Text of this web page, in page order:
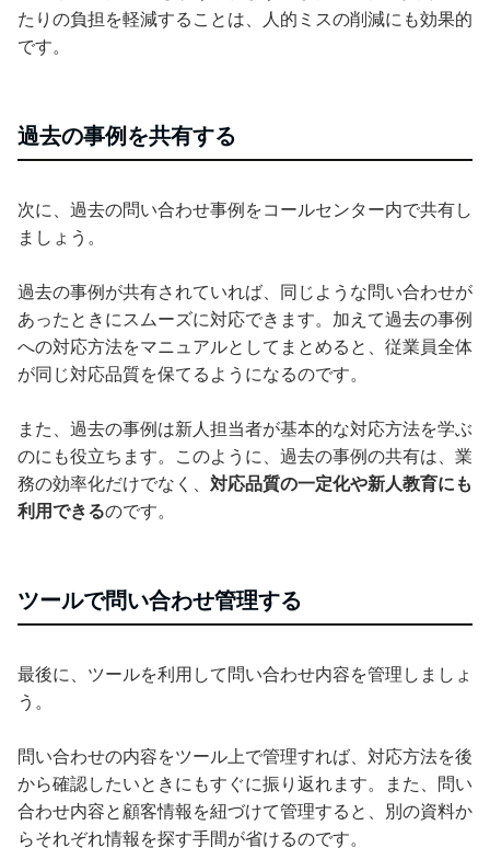
たりの負担を軽減することは、人的ミスの削減にも効果的
です。
過去の事例を共有する
次に、過去の問い合わせ事例をコールセンター内で共有し
ましょう。
過去の事例が共有されていれば、同じような問い合わせが
あったときにスムーズに対応できます。加えて過去の事例
への対応方法をマニュアルとしてまとめると、従業員全体
が同じ対応品質を保てるようになるのです。
また、過去の事例は新人担当者が基本的な対応方法を学ぶ
のにも役立ちます。このように、過去の事例の共有は、業
務の効率化だけでなく、 対応品質の一定化や新人教育にも
利用できるのです。
ツールで問い合わせ管理する
最後に、ツールを利用して問い合わせ内容を管理しましょ
う。
問い合わせの内容をツール上で管理すれば、対応方法を後
から確認したいときにもすぐに振り返れます。また、問い
合わせ内容と顧客情報を紐づけて管理すると、別の資料か
らそれぞれ情報を探す手間が省けるのです。